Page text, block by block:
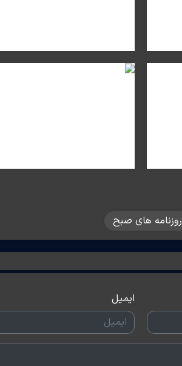
روزنامه های صبح
ایمیل